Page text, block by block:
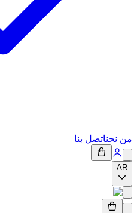
من نحناتصل بنا
AR